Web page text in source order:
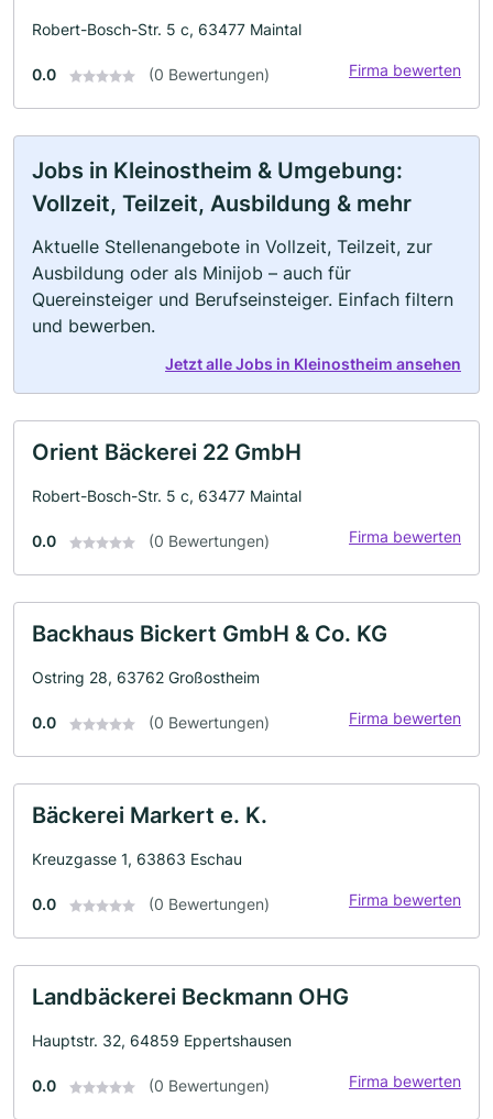
Robert-Bosch-Str. 5 c, 63477 Maintal
0.0 (0 Bewertungen) Firma bewerten
Jobs in Kleinostheim & Umgebung:
Vollzeit, Teilzeit, Ausbildung & mehr
Aktuelle Stellenangebote in Vollzeit, Teilzeit, zur
Ausbildung oder als Minijob – auch für
Quereinsteiger und Berufseinsteiger. Einfach filtern
und bewerben.
Jetzt alle Jobs in Kleinostheim ansehen
Orient Bäckerei 22 GmbH
Robert-Bosch-Str. 5 c, 63477 Maintal
0.0 (0 Bewertungen) Firma bewerten
Backhaus Bickert GmbH & Co. KG
Ostring 28, 63762 Großostheim
0.0 (0 Bewertungen) Firma bewerten
Bäckerei Markert e. K.
Kreuzgasse 1, 63863 Eschau
0.0 (0 Bewertungen) Firma bewerten
Landbäckerei Beckmann OHG
Hauptstr. 32, 64859 Eppertshausen
0.0 (0 Bewertungen) Firma bewerten